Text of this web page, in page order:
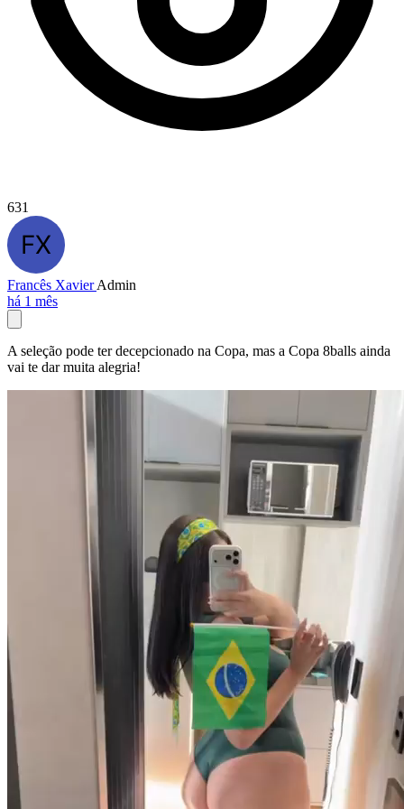
631
Francês XavierAdmin
há 1 mês
A seleção pode ter decepcionado na Copa, mas a Copa 8balls ainda
vai te dar muita alegria!